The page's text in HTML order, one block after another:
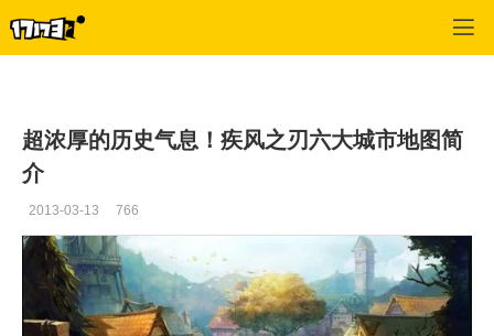
超浓厚的历史气息！疾风之刃六大城市地图简
介
2013-03-13 766